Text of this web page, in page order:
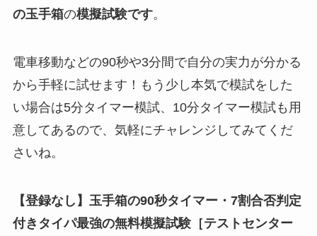
の玉手箱の模擬試験です。
電車移動などの90秒や3分間で自分の実力が分かる
から手軽に試せます！もう少し本気で模試をした
い場合は5分タイマー模試、10分タイマー模試も用
意してあるので、気軽にチャレンジしてみてくだ
さいね。
【登録なし】玉手箱の90秒タイマー・7割合否判定
付きタイパ最強の無料模擬試験［テストセンター